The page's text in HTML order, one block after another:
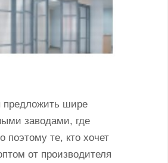
предложить шире
заводами, где
поэтому те, кто хочет
от производителя